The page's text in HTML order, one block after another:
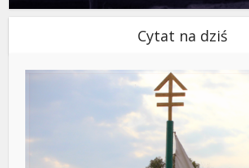
Cytat na dziś